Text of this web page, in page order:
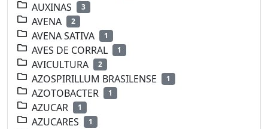
AUXINAS 3
AVENA 2
AVENA SATIVA 1
AVES DE CORRAL 1
AVICULTURA 2
AZOSPIRILLUM BRASILENSE 1
AZOTOBACTER 1
AZUCAR 1
AZUCARES 1